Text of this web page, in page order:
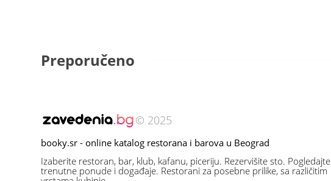
Preporučeno
© 2025
booky.sr - online katalog restorana i barova u Beograd
Izaberite restoran, bar, klub, kafanu, piceriju. Rezervišite sto. Pogledajte
trenutne ponude i događaje. Restorani za posebne prilike, sa različitim